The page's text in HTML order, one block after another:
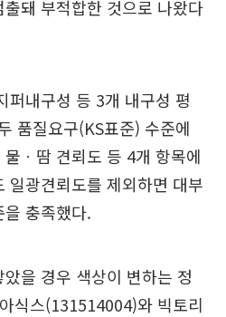
돼 부적합한 것으로 나왔다
퍼내구성 등 3개 내구성 평
품질요구(KS표준) 수준에
ㆍ땀 견뢰도 등 4개 항목에
일광견뢰도를 제외하면 대부
충족했다.
을 경우 색상이 변하는 정
식스(131514004)와 빅토리